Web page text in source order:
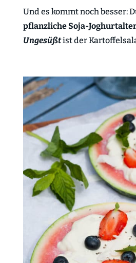
Und es kommt noch besser:
pflanzliche Soja-
Ungesüßtist der